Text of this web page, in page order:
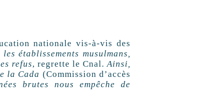
nationale vis-à-vis des
établissements musulmans,
refus, regrette le Cnal.Ainsi,
la Cada (Commission d’accès
brutes nous empêche de